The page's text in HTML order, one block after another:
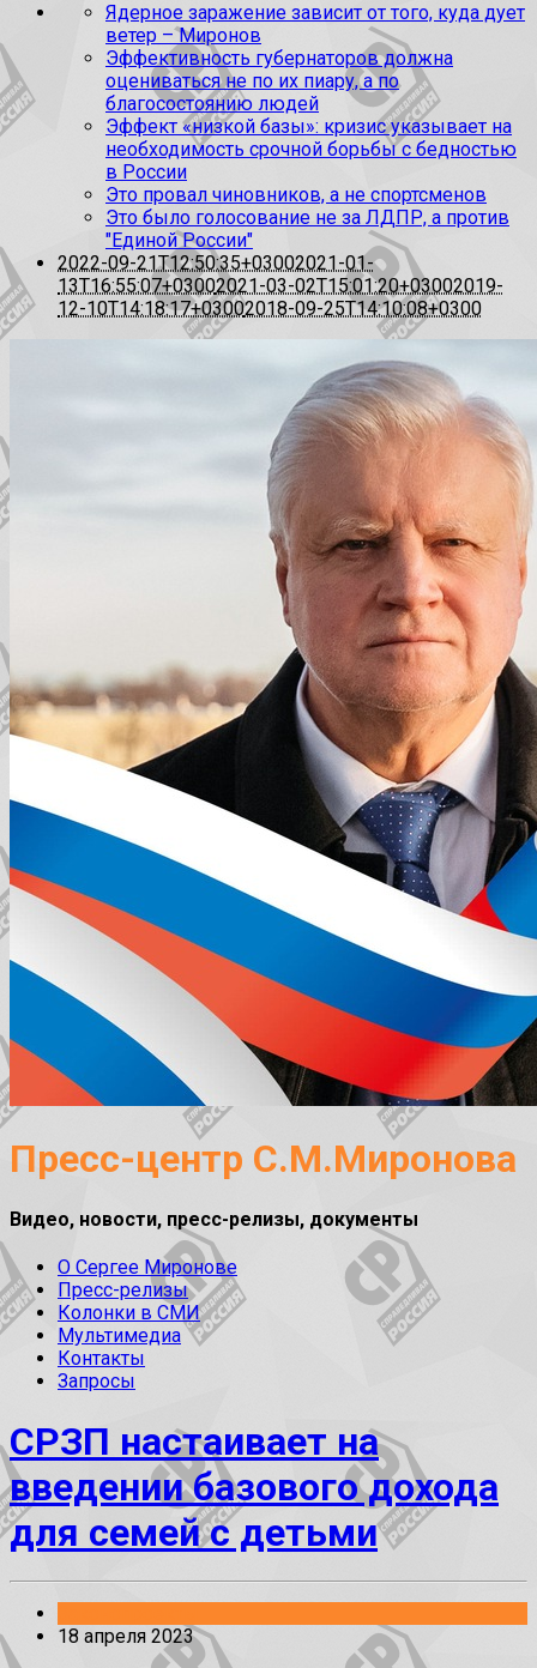
Ядерное заражение зависит от того, куда дует
ветер – Миронов
Эффективность губернаторов должна
оцениваться не по их пиару, а по
благосостоянию людей
Эффект «низкой базы»: кризис указывает на
необходимость срочной борьбы с бедностью
в России
Это провал чиновников, а не спортсменов
Это было голосование не за ЛДПР, а против
"Единой России"
2022-09-21T12:50:35+03002021-01-
13T16:55:07+03002021-03-02T15:01:20+03002019-
12-10T14:18:17+03002018-09-25T14:10:08+0300
Пресс-центр С.М.Миронова
Видео, новости, пресс-релизы, документы
О Сергее Миронове
Пресс-релизы
Колонки в СМИ
Мультимедиа
Контакты
Запросы
СРЗП настаивает на
введении базового дохода
для семей с детьми
18 апреля 2023